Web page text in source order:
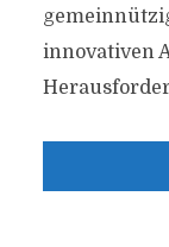
innovativen